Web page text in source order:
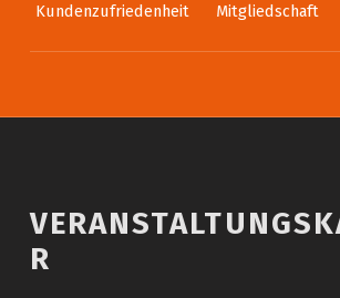
Kundenzufriedenheit
Mitgliedschaft
R